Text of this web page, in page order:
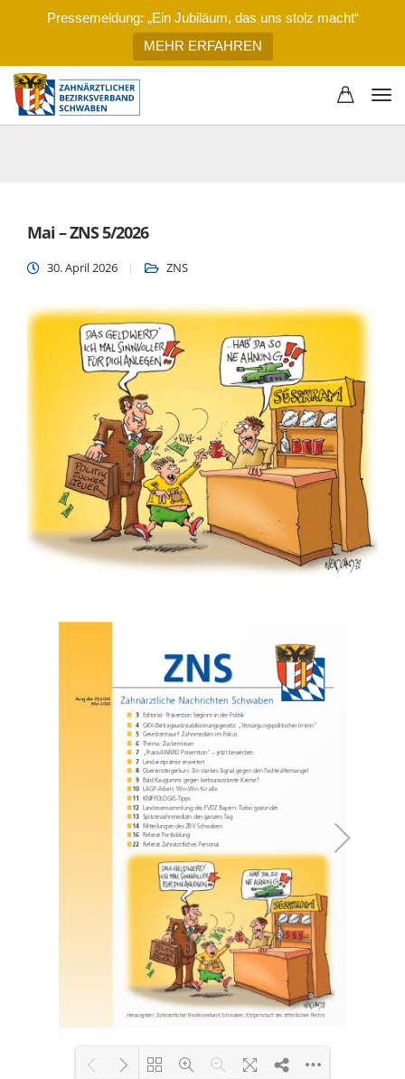
Pressemeldung: „Ein Jubiläum, das uns stolz macht“
MEHR ERFAHREN
Mai – ZNS 5/2026
30. April 2026 ZNS